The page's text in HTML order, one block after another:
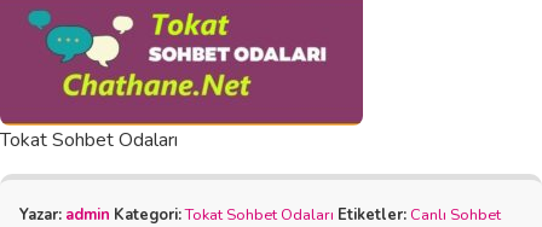
Tokat Sohbet Odaları
Yazar: admin Kategori:Tokat Sohbet Odaları Etiketler: Canlı Sohbet